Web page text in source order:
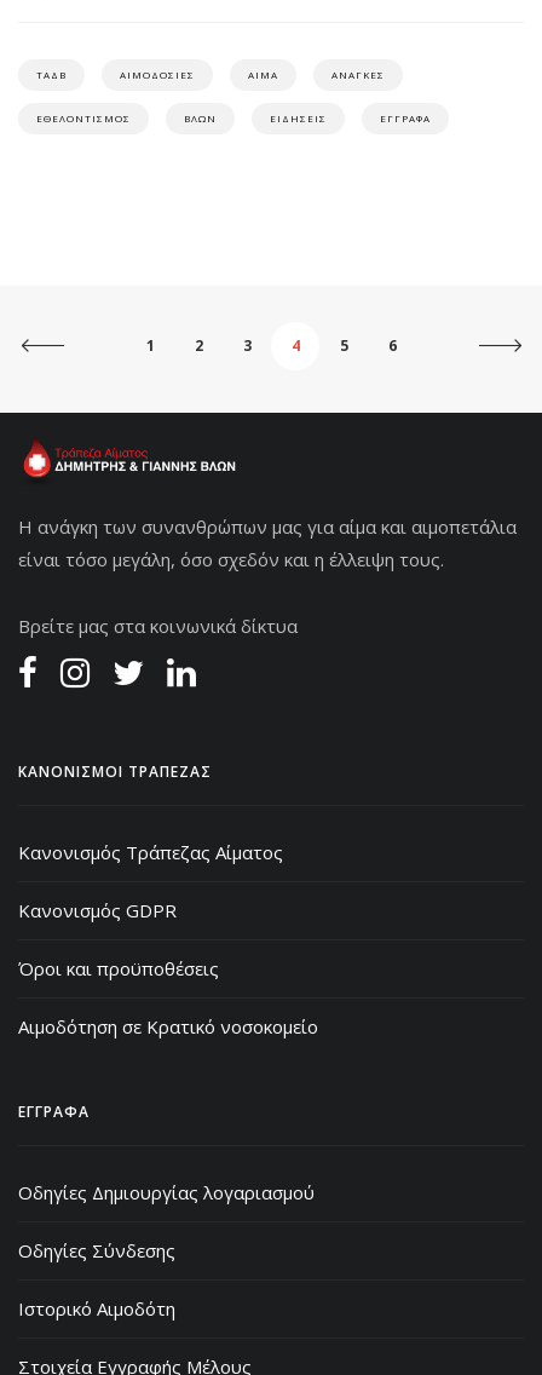
ΤΑΔΒ ΑΙΜΟΔΟΣΙΕΣ ΑΙΜΑ ΑΝΑΓΚΕΣ
ΕΘΕΛΟΝΤΙΣΜΟΣ ΒΛΩΝ ΕΙΔΗΣΕΙΣ ΕΓΓΡΑΦΑ
1 2 3 4 5 6
Η ανάγκη των συνανθρώπων μας για αίμα και αιμοπετάλια
είναι τόσο μεγάλη, όσο σχεδόν και η έλλειψη τους.
Βρείτε μας στα κοινωνικά δίκτυα
ΚΑΝΟΝΙΣΜΟΙ ΤΡΑΠΕΖΑΣ
Κανονισμός Τράπεζας Αίματος
Κανονισμός GDPR
Όροι και προϋποθέσεις
Αιμοδότηση σε Κρατικό νοσοκομείο
ΕΓΓΡΑΦΑ
Οδηγίες Δημιουργίας λογαριασμού
Οδηγίες Σύνδεσης
Ιστορικό Αιμοδότη
Στοιχεία Εγγραφής Μέλους